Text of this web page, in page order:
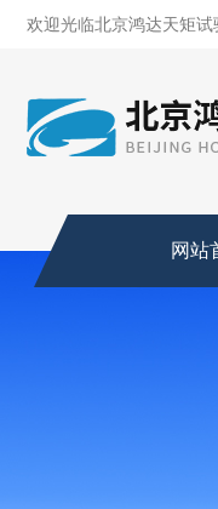
欢迎光临北京鸿达天矩试
网站